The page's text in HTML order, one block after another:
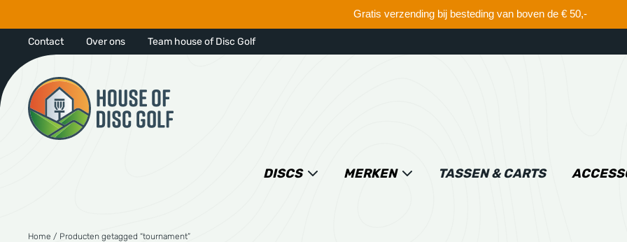
Gratis verzending bij besteding van boven de € 50,-
Contact Over ons Team house of Disc Golf
DISCS MERKEN TASSEN & CARTS
Home / Producten getagged “tournament”